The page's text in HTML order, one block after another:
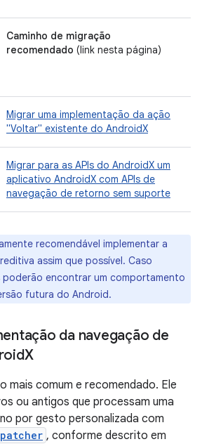
Caminho de migração
recomendado (link nesta página)
Migrar uma implementação da ação
"Voltar" existente do AndroidX
Migrar para as APIs do AndroidX um
aplicativo AndroidX com APIs de
navegação de retorno sem suporte
recomendável implementar a
assim que possível. Caso
encontrar um comportamento
futura do Android.
da navegação de
X
mais comum e recomendado. Ele
ou antigos que processam uma
por gesto personalizada com
, conforme descrito em